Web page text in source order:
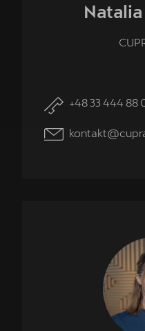
Natalia
+48 33 444 88